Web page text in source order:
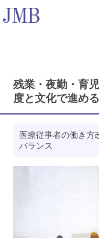
残業・夜勤・育
度と文化で進め
医療従事者の働き方
バランス